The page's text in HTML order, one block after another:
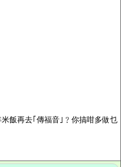
飯再去｢傳福音｣﹖你搞咁多做乜